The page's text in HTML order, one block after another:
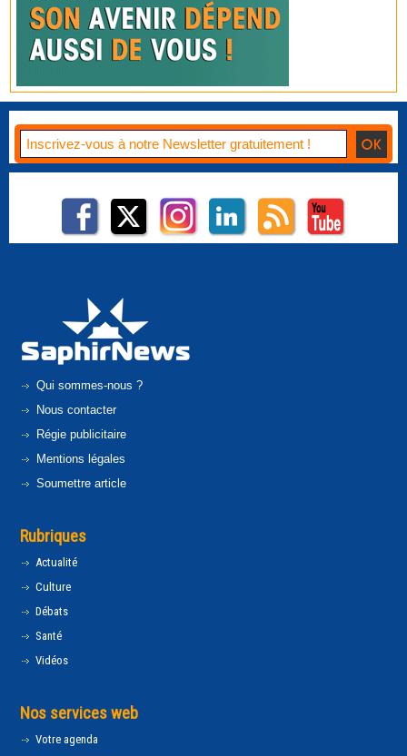
Qui sommes-nous ?
Nous contacter
Régie publicitaire
Mentions légales
Soumettre article
Rubriques
Actualité
Culture
Débats
Santé
Vidéos
Nos services web
Votre agenda